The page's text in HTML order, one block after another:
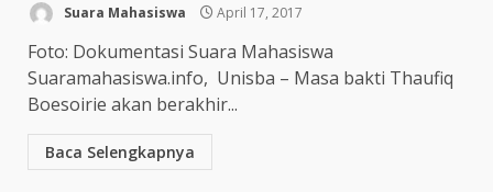
Suara Mahasiswa April 17, 2017
Foto: Dokumentasi Suara Mahasiswa
Suaramahasiswa.info, Unisba – Masa bakti Thaufiq
Boesoirie akan berakhir...
Baca Selengkapnya